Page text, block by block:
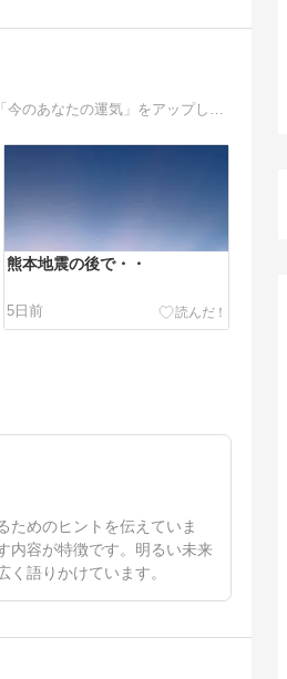
3億２千万アクセスを越えた「スピリチュアル」と「開運」のブログです。「幸せや開運を望む方」や「今のあなたの運気」をアップしたい方にお勧めです。
熊本地震の後で・・
5日前
ためのヒントを伝えていま
内容が特徴です。明るい未来
語りかけています。